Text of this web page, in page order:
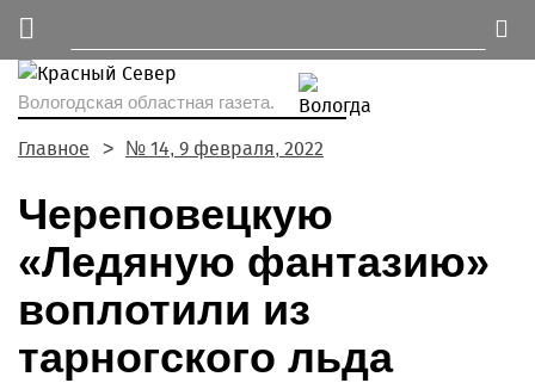
Вологодская областная газета.
Главное № 14, 9 февраля, 2022
Череповецкую
«Ледяную фантазию»
воплотили из
тарногского льда